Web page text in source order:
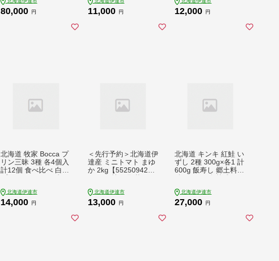
生たまご 鶏卵 鶏の卵
ポリスブラウン 食材
80,000 円
伊達野菜 野菜 新鮮 採
れたて 産地直送 サラ
11,000 円 12,000 円
北海道 牧家 Bocca プ
リン三昧 3種 各4個入
計12個 食べ比べ 白い
リン スイーツ なめら
か ミルク カラメル ギ
北海道伊達市
14,000 円
＜先行予約＞北海道伊
達産 ミニトマト まゆ
か 2kg【55250942】
農家直送 先行受付
北海道伊達市
13,000 円
北海道 キンキ 紅鮭 い
ずし 2種 300g×各1 計
600g 飯寿し 郷土料理
フト お祝い おつまみ
冷凍 中井英策商店 送
北海道伊達市
27,000 円